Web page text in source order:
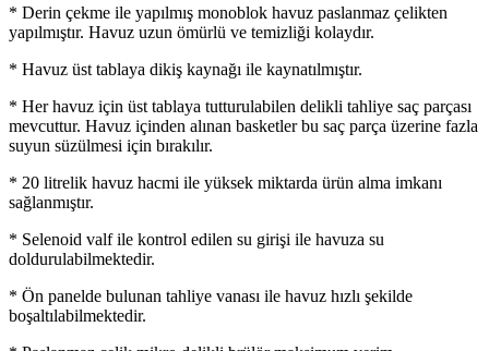
* Derin çekme ile yapılmış monoblok havuz paslanmaz çelikten
yapılmıştır. Havuz uzun ömürlü ve temizliği kolaydır.
* Havuz üst tablaya dikiş kaynağı ile kaynatılmıştır.
* Her havuz için üst tablaya tutturulabilen delikli tahliye saç parçası
mevcuttur. Havuz içinden alınan basketler bu saç parça üzerine fazla
suyun süzülmesi için bırakılır.
* 20 litrelik havuz hacmi ile yüksek miktarda ürün alma imkanı
sağlanmıştır.
* Selenoid valf ile kontrol edilen su girişi ile havuza su
doldurulabilmektedir.
* Ön panelde bulunan tahliye vanası ile havuz hızlı şekilde
boşaltılabilmektedir.